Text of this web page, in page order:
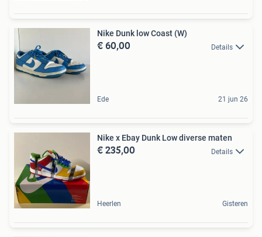
Nike Dunk low Coast (W)
€ 60,00 Details
Ede 21 jun 26
Nike x Ebay Dunk Low diverse maten
€ 235,00 Details
Heerlen Gisteren